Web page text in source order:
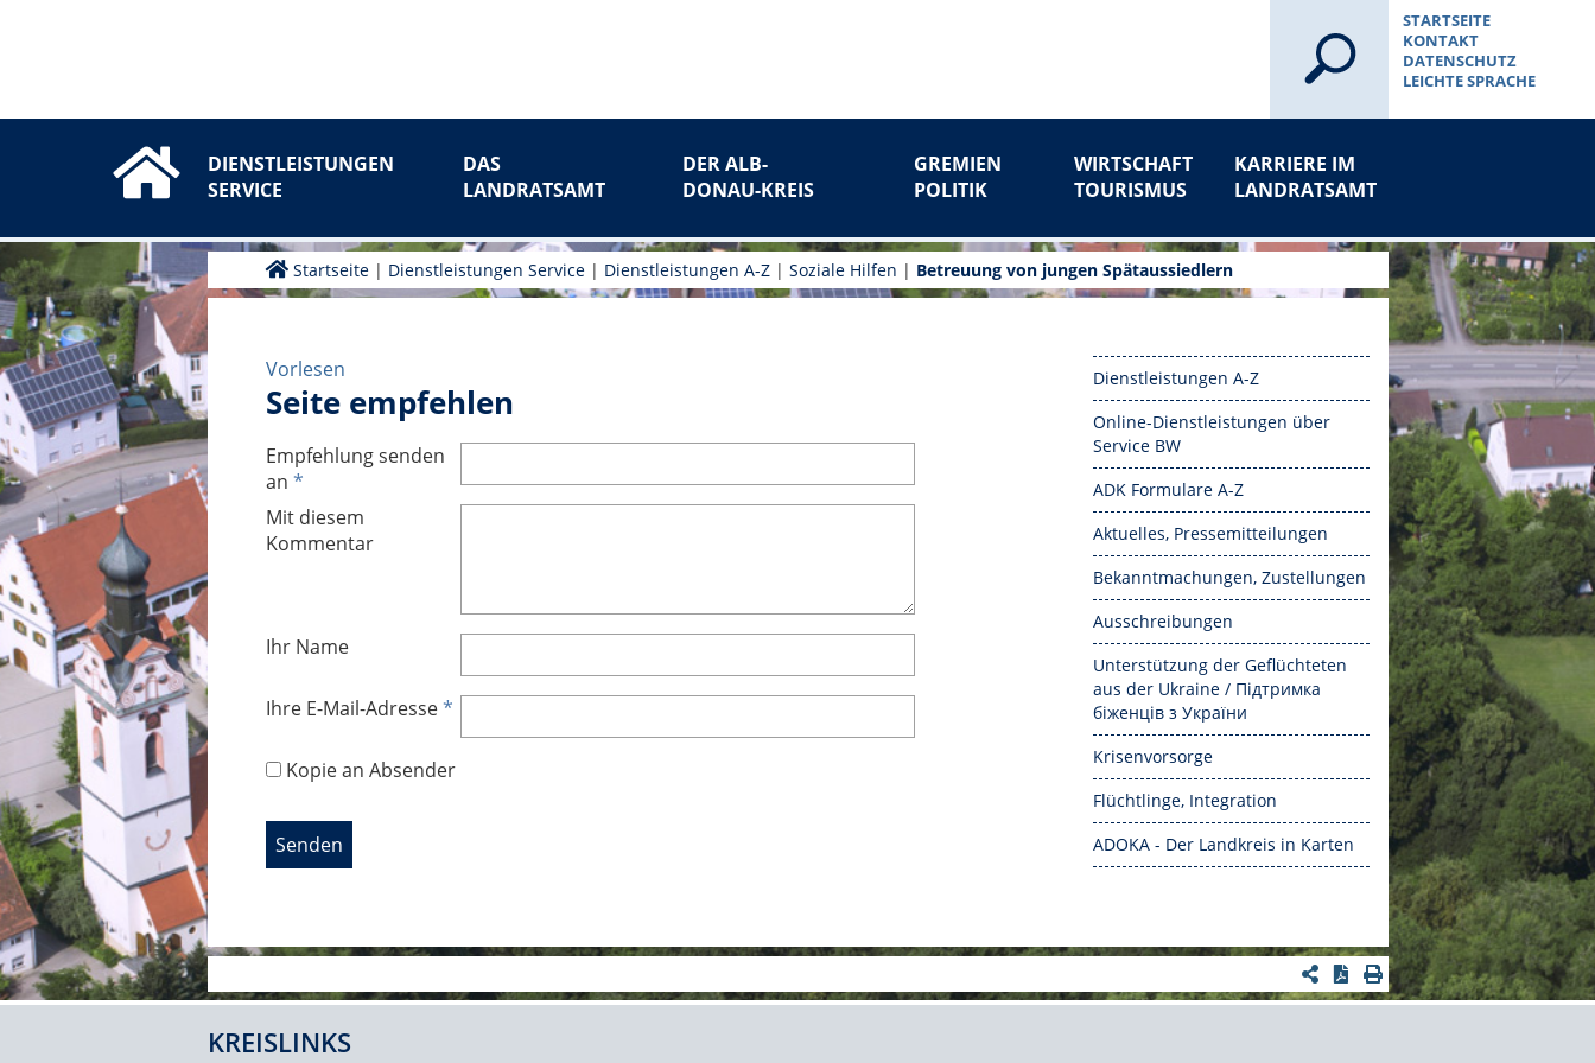
STARTSEITE
KONTAKT
DATENSCHUTZ
LEICHTE SPRACHE
DIENSTLEISTUNGEN
SERVICE
DAS
LANDRATSAMT
DER ALB-
DONAU-KREIS
GREMIEN
POLITIK
WIRTSCHAFT
TOURISMUS
KARRIERE IM
LANDRATSAMT
Startseite | Dienstleistungen Service | Dienstleistungen A-Z |Soziale Hilfen | Betreuung von jungen Spätaussiedlern
Vorlesen
Seite empfehlen
Empfehlung senden
an *
Mit diesem
Kommentar
Ihr Name
Ihre E-Mail-Adresse*
Kopie an Absender
Dienstleistungen A-Z
Online-Dienstleistungen über
Service BW
ADK Formulare A-Z
Aktuelles, Pressemitteilungen
Bekanntmachungen, Zustellungen
Ausschreibungen
Unterstützung der Geflüchteten
aus der Ukraine / Підтримка
біженців з України
Krisenvorsorge
Flüchtlinge, Integration
ADOKA - Der Landkreis in Karten
KREISLINKS